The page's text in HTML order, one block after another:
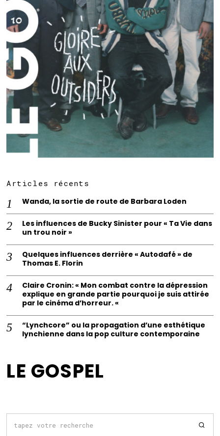
Articles récents
Wanda, la sortie de route de Barbara Loden
Les influences de Bucky Sinister pour « Ta Vie dans
un trou noir »
Quelques influences derrière « Autodafé » de
Thomas E. Florin
Claire Cronin: « Mon combat contre la dépression
explique en grande partie pourquoi je suis attirée
par le cinéma d’horreur. «
“Lynchcore” ou la propagation d’une esthétique
lynchienne dans la pop culture contemporaine
LE GOSPEL